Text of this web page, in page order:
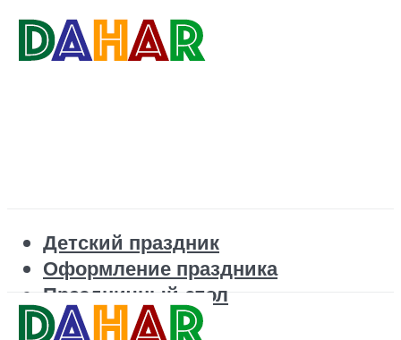
Детский праздник
Оформление праздника
Праздничный стол
Корпоратив